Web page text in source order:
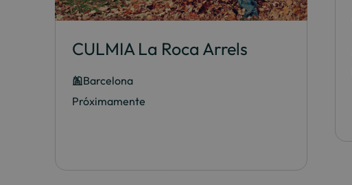
CULMIA La Roca Arrels
Barcelona
Próximamente